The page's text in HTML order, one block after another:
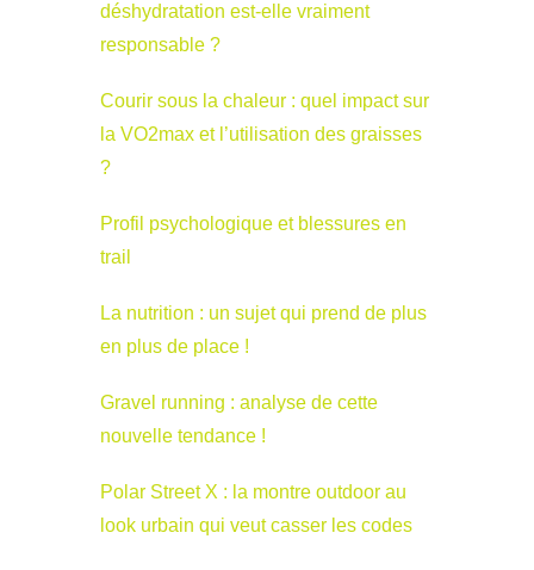
déshydratation est-elle vraiment
responsable ?
Courir sous la chaleur : quel impact sur
la VO2max et l’utilisation des graisses
?
Profil psychologique et blessures en
trail
La nutrition : un sujet qui prend de plus
en plus de place !
Gravel running : analyse de cette
nouvelle tendance !
Polar Street X : la montre outdoor au
look urbain qui veut casser les codes